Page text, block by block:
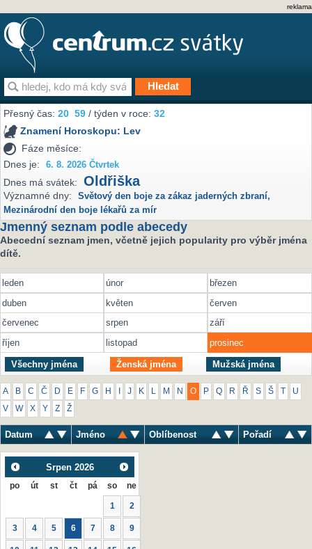
reklama
Přesný čas:20 59 / týden v roce:32
Znamení Horoskopu: Lev
Fáze měsíce:
Dnes je:
6. 8. 2026 Čtvrtek
Dnes má svátek: Oldřiška
Významné dny: Světový den boje za zákaz jaderných zbraní,
Mezinárodní den boje lékařů za mír
Jmenný seznam podle abecedy
Abecední seznam jmen, včetně jejich popularity pro výběr jména
dítě.
leden únor
březen
duben
květen
červen
červenec
srpen
září
říjen
listopad prosinec
Všechny jména Ženská jména Mužská jména
A B C Č D E F G H J K M N O P Q R Ř S Š U
V W X Y Z Ž
Datum Jméno Oblíbenost Pořadí
Srpen 2026
po út st čt pá so ne
1 2
3 4 5 6 7 8 9